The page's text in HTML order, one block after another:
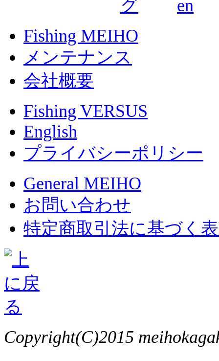
Fishing MEIHO
メンテナンス
会社概要
Fishing VERSUS
English
プライバシーポリシー
General MEIHO
お問い合わせ
特定商取引法に基づく
Copyright(C)2015